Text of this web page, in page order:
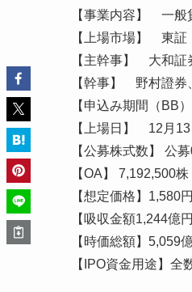
【事業内容】 一般
【上場市場】 東証
【主幹事】 大和証
【幹事】 野村證券
【申込み期間（BB
【上場日】 12月13
【公募株式数】 公
【OA】 7,192,500株
【想定価格】1,580円
【吸収金額1,244億円
【時価総額】5,059
【IPO資金用途】全